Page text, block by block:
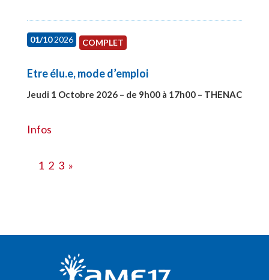
01/102026 COMPLET
Etre élu.e, mode d’emploi
Jeudi 1 Octobre 2026 – de 9h00 à 17h00 – THENAC
Infos
1 2 3 »